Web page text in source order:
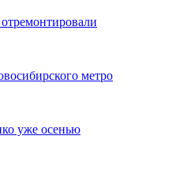
метро
уже осенью